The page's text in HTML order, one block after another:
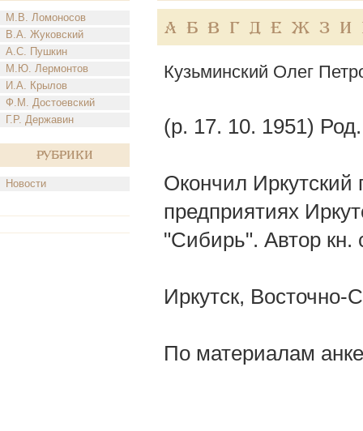
М.В. Ломоносов
В.А. Жуковский
А.С. Пушкин
М.Ю. Лермонтов
И.А. Крылов
Ф.М. Достоевский
Г.Р. Державин
Рубрики
Новости
А Б В Г Д Е Ж З И
Кузьминский Олег
(р. 17. 10. 1951) Род.
Окончил Иркутский
предприятиях
"Сибирь". Автор кн.
Иркутск, Восточно-
По материалам